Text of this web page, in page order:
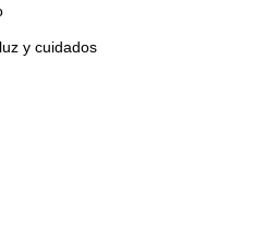
y cuidados